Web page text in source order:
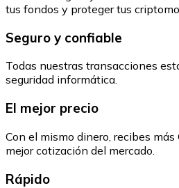
tus fondos y proteger tus
Seguro y confiable
Todas nuestras transacciones
seguridad informática.
El mejor precio
Con el mismo dinero, recibes
mejor cotización del mercado.
Rápido